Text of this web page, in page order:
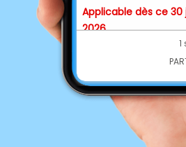
Applicable dès ce 30
2026
connaissance de
préfectoral ci-après
1